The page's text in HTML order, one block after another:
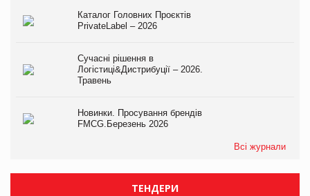
Каталог Головних Проєктів
PrivateLabel – 2026
Сучасні рішення в
Логістиці&Дистрибуції – 2026.
Травень
Новинки. Просування брендів
FMCG.Березень 2026
Всі журнали
ТЕНДЕРИ